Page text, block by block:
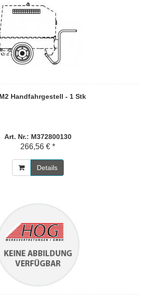
Handfahrgestell - 1 Stk
Art. Nr.: M372800130
266,56 € *
Details